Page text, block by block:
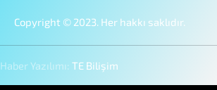
Copyright © 2023. Her hakkı saklıdır.
Haber Yazılımı: TE Bilişim